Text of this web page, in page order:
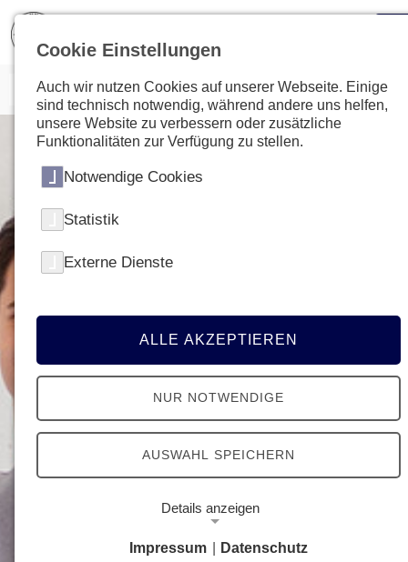
Cookie Einstellungen
Auch wir nutzen Cookies auf unserer Webseite. Einige
sind technisch notwendig, während andere uns helfen,
unsere Website zu verbessern oder zusätzliche
Funktionalitäten zur Verfügung zu stellen.
Notwendige Cookies
Statistik
Externe Dienste
ALLE AKZEPTIEREN
NUR NOTWENDIGE
AUSWAHL SPEICHERN
Details anzeigen
Impressum Datenschutz